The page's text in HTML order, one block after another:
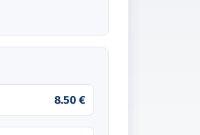
8.50 €